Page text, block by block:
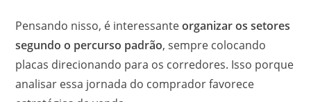
Pensando nisso, é interessanteorganizar os setores
segundo o percurso padrão, sempre colocando
placas direcionando para os corredores. Isso porque
analisar essa jornada do comprador favorece